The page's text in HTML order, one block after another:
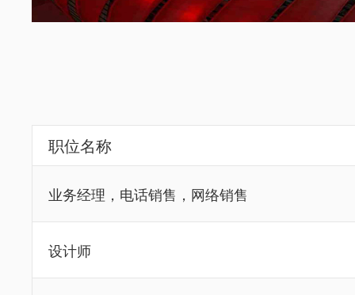
职位名称
业务经理，电话销售，网络销售
设计师